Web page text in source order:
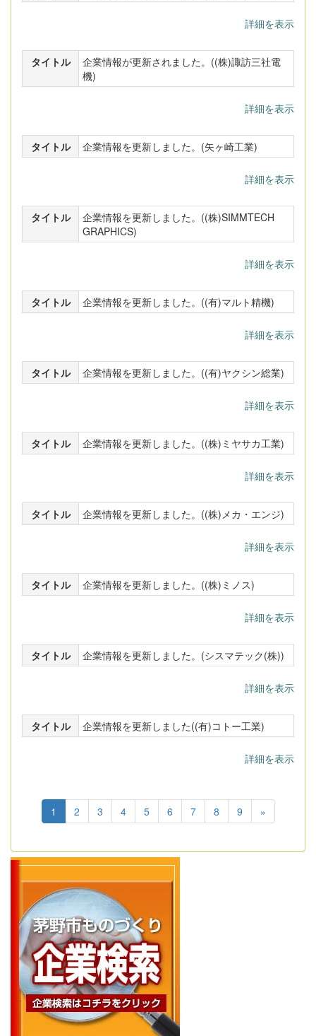
詳細を表示
タイトル
企業情報が更新されました。((株)諏訪三社電
機)
詳細を表示
タイトル 企業情報を更新しました。(矢ヶ崎工業)
詳細を表示
タイトル
企業情報を更新しました。((株)SIMMTECH
GRAPHICS)
詳細を表示
タイトル 企業情報を更新しました。((有)マルト精機)
詳細を表示
タイトル 企業情報を更新しました。((有)ヤクシン総業)
詳細を表示
タイトル 企業情報を更新しました。((株)ミヤサカ工業)
詳細を表示
タイトル 企業情報を更新しました。((株)メカ・エンジ)
詳細を表示
タイトル 企業情報を更新しました。((株)ミノス)
詳細を表示
タイトル 企業情報を更新しました。(シスマテック(株))
詳細を表示
タイトル 企業情報を更新しました((有)コトー工業)
詳細を表示
1 2 3 4 5 6 7 8 9 »